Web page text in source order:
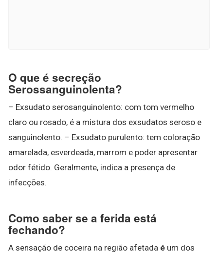
O que é secreção
Serossanguinolenta?
– Exsudato serosanguinolento: com tom vermelho
claro ou rosado, é a mistura dos exsudatos seroso e
sanguinolento. – Exsudato purulento: tem coloração
amarelada, esverdeada, marrom e poder apresentar
odor fétido. Geralmente, indica a presença de
infecções.
Como saber se a ferida está
fechando?
A sensação de coceira na região afetada é um dos